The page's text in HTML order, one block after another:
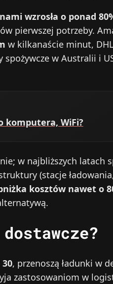
wzrosła o ponad
pierwszej potrzeby.
w kilkanaście minut,
spożywcze w Australii i
komputera, WiFi?
w najbliższych latach
(stacje
kosztów nawet o
30, przenoszą ładunki w
zastosowaniom w